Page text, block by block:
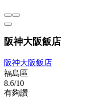
阪神大阪飯店
阪神大阪飯店
福島區
8.6/10
有夠讚